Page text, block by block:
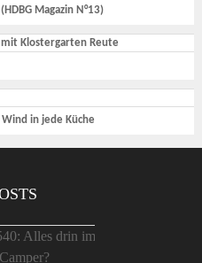
Magazin N°13)
in jede Küche